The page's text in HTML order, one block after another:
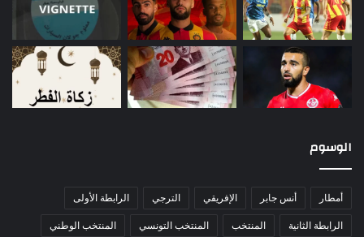
الوسوم
أمطار أنس جابر الإفريقي الترجي الرابطة الأولى
الرابطة الثانية المنتخب المنتخب التونسي المنتخب الوطني